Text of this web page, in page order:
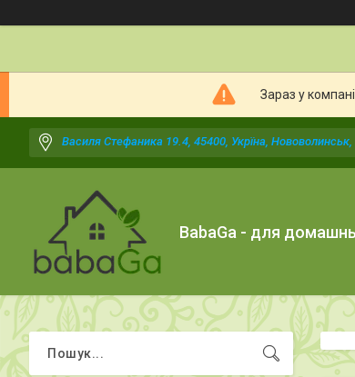
Зараз у
Василя Стефаника 19.4, 45400, Укрїна, Нововолинськ,
BabaGa - для